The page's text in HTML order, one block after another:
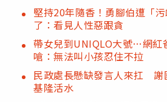
堅持20年隨香！勇腳伯遭「
了：看見人性惡跟貪
帶女兒到UNIQLO大號…網
嗆：無法叫小孩忍住不拉
民政處長懸缺發言人來扛 謝
基隆活水